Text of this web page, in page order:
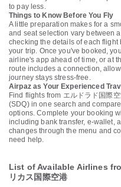
to pay less.
Things to Know Before You Fly
A little preparation makes for a
and seat selection vary between
checking the details of each
your trip. Once you've booked,
airline's app ahead of time, or at
route includes a connection,
journey stays stress-free.
Airpaz as Your Experienced
Find flights from エルドラド国際
(SDQ) in one search and
options. Complete your booking
including bank transfer, e-wallet,
changes through the menu and
need help.
List of Available Airlines
リカス国際空港